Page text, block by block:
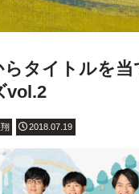
タイトルを当
vol.2
2018.07.19